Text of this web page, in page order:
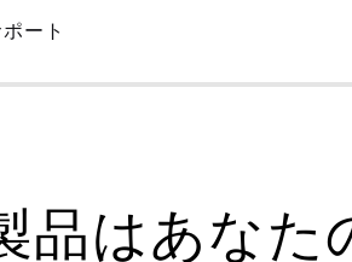
ート
品はあな